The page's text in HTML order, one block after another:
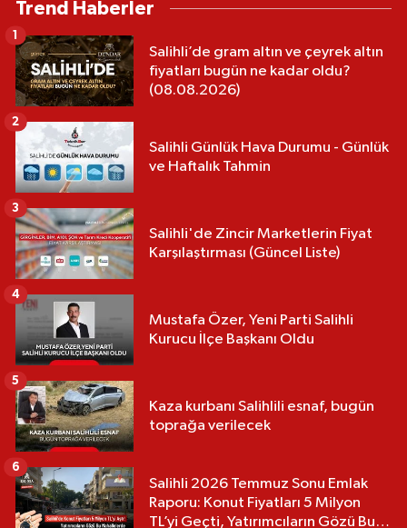
Trend Haberler
Salihli’de gram altın ve çeyrek altın
fiyatları bugün ne kadar oldu?
(08.08.2026)
1
Salihli Günlük Hava Durumu - Günlük
ve Haftalık Tahmin
2
Salihli'de Zincir Marketlerin Fiyat
Karşılaştırması (Güncel Liste)
3
Mustafa Özer, Yeni Parti Salihli
Kurucu İlçe Başkanı Oldu
4
Kaza kurbanı Salihlili esnaf, bugün
toprağa verilecek
5
Salihli 2026 Temmuz Sonu Emlak
Raporu: Konut Fiyatları 5 Milyon
TL’yi Geçti, Yatırımcıların Gözü Bu
6